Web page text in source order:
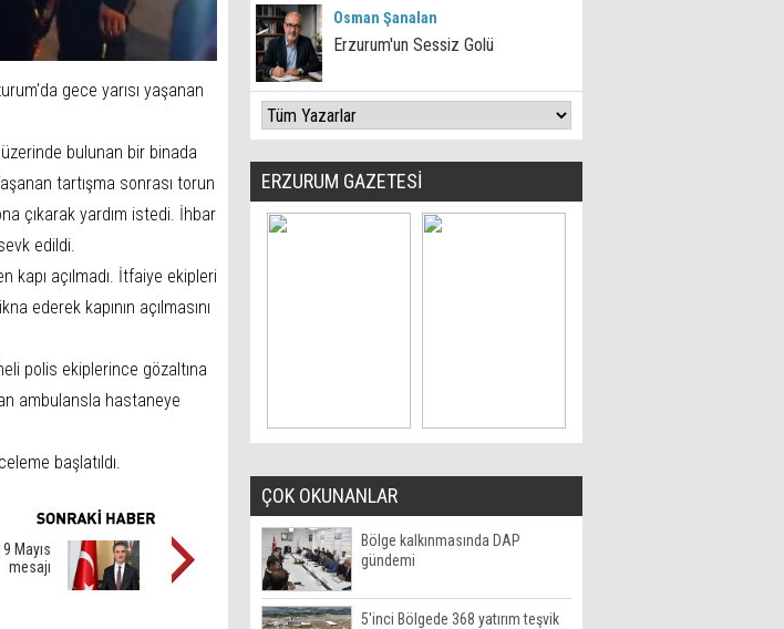
gece yarısı yaşanan
bulunan bir binada
tartışma sonrası torun
çıkarak yardım istedi. İhbar
edildi.
kapı açılmadı. İtfaiye ekipleri
ederek kapının açılmasını
polis ekiplerince gözaltına
ambulansla hastaneye
başlatıldı.
Mayıs
mesajı
Osman Şanalan
Erzurum'un Sessiz Golü
ERZURUM GAZETESİ
ÇOK OKUNANLAR
Bölge kalkınmasında DAP
gündemi
5'inci Bölgede 368 yatırım teşvik